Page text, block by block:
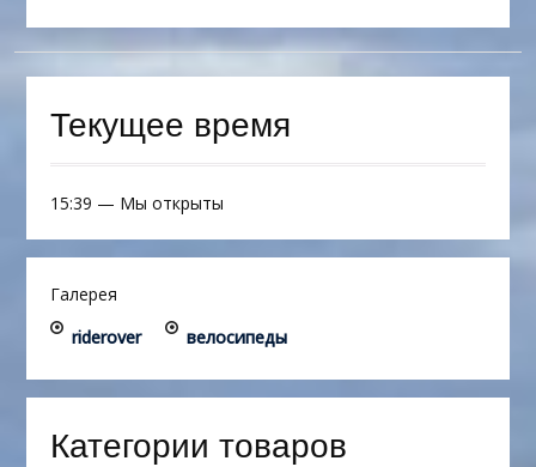
Текущее время
15:39 — Мы открыты
Галерея
riderover
велосипеды
Категории товаров